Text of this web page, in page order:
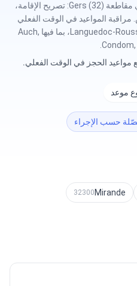
احصل على تنبيه فور توفر موعد في مقاطعة Gers (32): تصريح الإقامة،
مراقبة المواعيد في الوقت الفعلي
في منطقة Languedoc-Roussillon-Midi-Pyrénées، بما فيها Auch,
Condom,
حسب الإجراء
Mirande
32300